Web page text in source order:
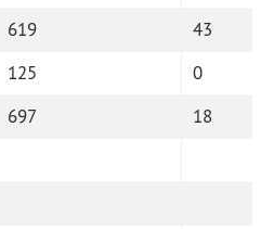
619
43
125
0
697 18